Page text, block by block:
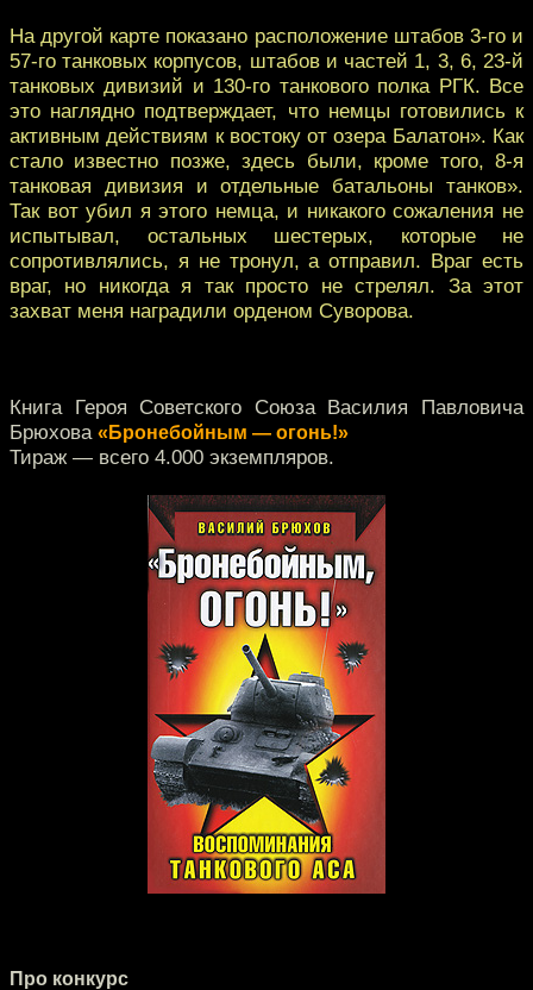
На другой карте показано расположение штабов 3-го и
57-го танковых корпусов, штабов и частей 1, 3, 6, 23-й
танковых дивизий и 130-го танкового полка РГК. Все
это наглядно подтверждает, что немцы готовились к
активным действиям к востоку от озера Балатон». Как
стало известно позже, здесь были, кроме того, 8-я
танковая дивизия и отдельные батальоны танков».
Так вот убил я этого немца, и никакого сожаления не
испытывал, остальных шестерых, которые не
сопротивлялись, я не тронул, а отправил. Враг есть
враг, но никогда я так просто не стрелял. За этот
захват меня наградили орденом Суворова.
Книга Героя Советского Союза Василия Павловича
Брюхова «Бронебойным — огонь!»
Тираж — всего 4.000 экземпляров.
Про конкурс